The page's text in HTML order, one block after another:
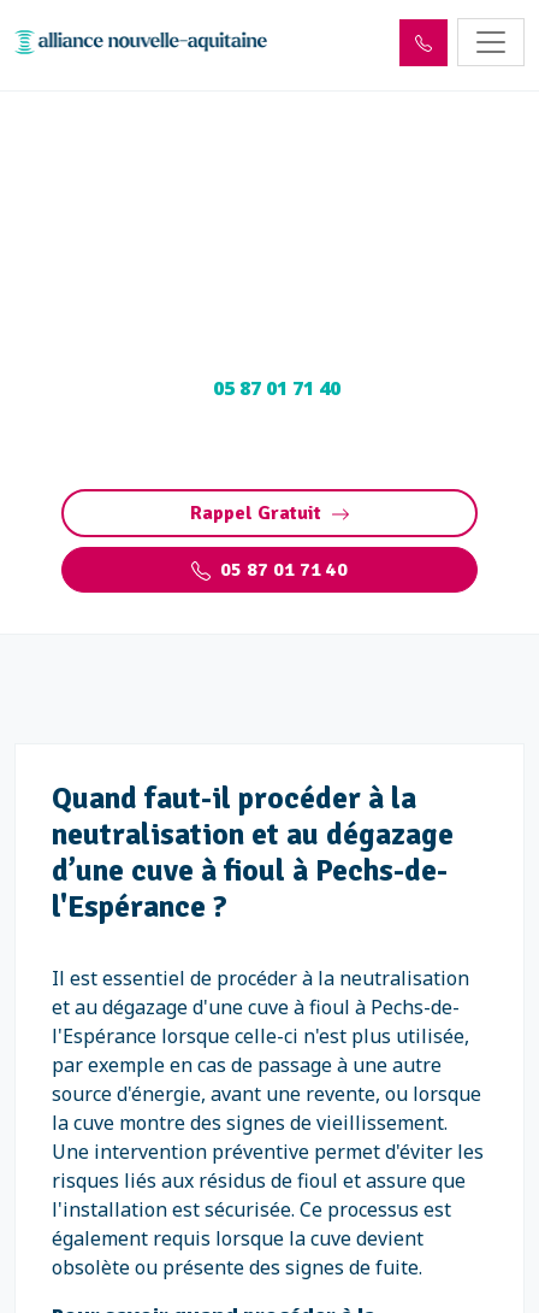
05 87 01 71 40
Rappel Gratuit
05 87 01 71 40
Quand faut-il procéder à la
neutralisation et au dégazage
d’une cuve à fioul à Pechs-de-
l'Espérance ?
Il est essentiel de procéder à la neutralisation
et au dégazage d'une cuve à fioul à Pechs-de-
l'Espérance lorsque celle-ci n'est plus utilisée,
par exemple en cas de passage à une autre
source d'énergie, avant une revente, ou lorsque
la cuve montre des signes de vieillissement.
Une intervention préventive permet d'éviter les
risques liés aux résidus de fioul et assure que
l'installation est sécurisée. Ce processus est
également requis lorsque la cuve devient
obsolète ou présente des signes de fuite.